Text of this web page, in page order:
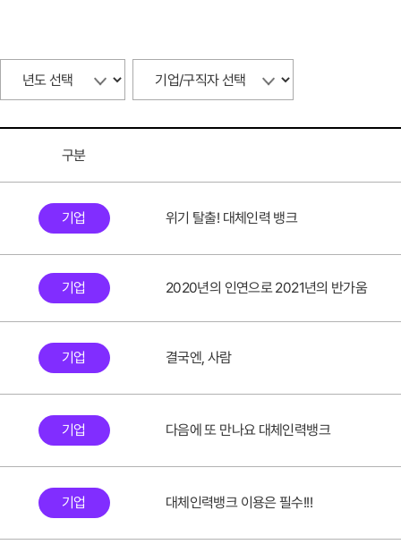
구분
기업 위기 탈출! 대체인력 뱅크
기업 2020년의 인연으로 2021년의 반가움
기업 결국엔, 사람
기업 다음에 또 만나요 대체인력뱅크
기업 대체인력뱅크 이용은 필수!!!